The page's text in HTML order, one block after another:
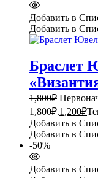
Добавить в
Добавить в
Браслет
1,800₽
1,800₽.1,200₽
Добавить в
Добавить в
-50%
Добавить в